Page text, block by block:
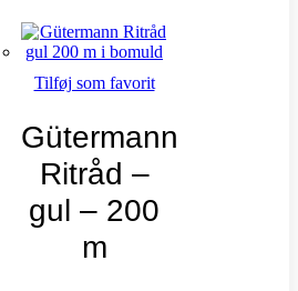
Tilføj som favorit
Gütermann
Ritråd –
gul – 200
m